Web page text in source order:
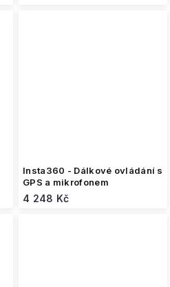
Insta360 - Dálkové ovládání s
GPS a mikrofonem
4 248 Kč